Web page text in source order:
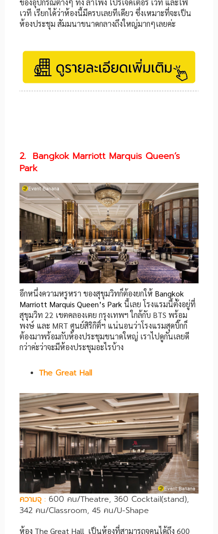
ของอุปกรณ์ต่างๆ ทั้ง ลำโพง โปรเจคเตอร์ เวที และไฟ
เวที เรียกได้ว่าห้องนี้มีครบเลยทีเดียว ซึ่งเหมาะที่จะเป็น
ห้องประชุม สัมมนาขนาดกลางถึงใหญ่มากๆเลยค่ะ
2. Bangkok Marriott Marquis Queen’s
Park
อีกหนึ่งความหรูหรา ของสุขุมวิทก็ต้องยกให้ Bangkok
Marriott Marquis Queen’s Park นี้เลย โรงแรมนี้ตั้งอยู่ที่
สุขุมวิท 22 เขตคลองเตย กรุงเทพฯ ใกล้กับ BTS พร้อม
พงษ์ และ MRT ศูนย์สิริกิติ์ฯ แน่นอนว่าโรงแรมสุดบิ๊กก็
ต้องมาพร้อมกับห้องประชุมขนาดใหญ่ เราไปดูกันเลยดี
กว่าค่ะว่าจะมีห้องประชุมอะไรบ้าง
The Great Hall
ความจุ : 600 คน/Theatre, 360 Cocktail(stand),
342 คน/Classroom, 45 คน/U-Shape
ห้อง The Great Hall เป็นห้องที่สามารถจุคนได้ถึง 600